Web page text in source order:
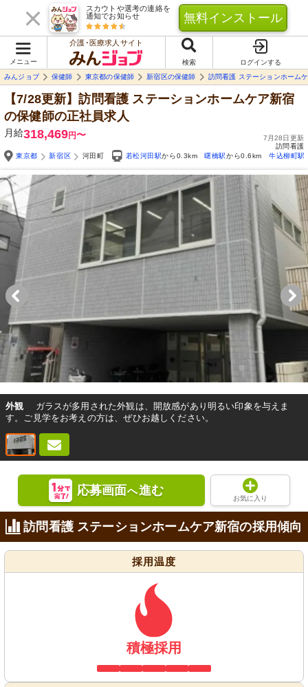
スカウトや選考の連絡を
通知でお知らせ
無料インストール
メニュー
介護･医療求人サイト
検索
ログインする
みんジョブ
保健師 東京都の保健師 新宿区の保健師 訪問看護 ステーションホーム
【7/28更新】訪問看護 ステーションホームケア新宿
の保健師の正社員求人
月給318,469円〜
7月28日更新
訪問看護
東京都
新宿区 河田町 若松河田駅から0.3km 曙橋駅から0.6km 牛込柳町駅
外観
ガラスが多用された外観は、開放感があり明るい印象を与えま
す。ご見学をお考えの方は、ぜひお越しください。
応募画面へ進む
お気に入り
訪問看護 ステーションホームケア新宿の採用傾向
採用温度
積極採用